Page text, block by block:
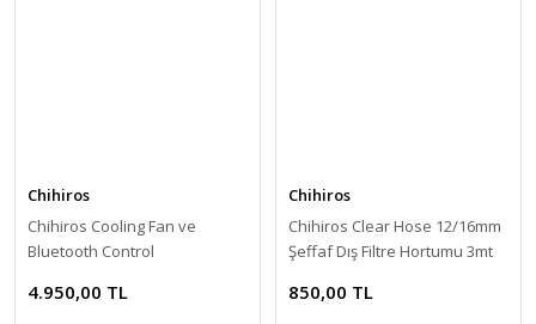
Chihiros
Chihiros Cooling Fan ve
Bluetooth Control
4.950,00 TL
Chihiros
Chihiros Clear Hose 12/16mm
Şeffaf Dış Filtre Hortumu 3mt
850,00 TL